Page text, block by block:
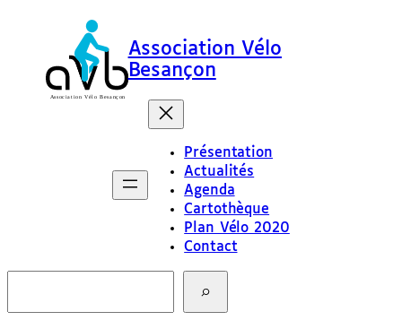
Association Vélo
Besançon
Présentation
Actualités
Agenda
Cartothèque
Plan Vélo 2020
Contact
c